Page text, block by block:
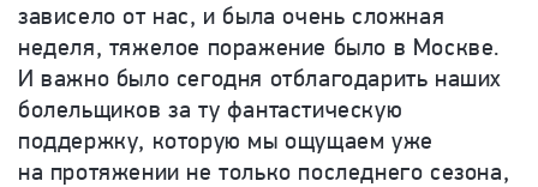
зависело от нас, и была очень сложная
неделя, тяжелое поражение было в Москве.
И важно было сегодня отблагодарить наших
болельщиков за ту фантастическую
поддержку, которую мы ощущаем уже
на протяжении не только последнего сезона,